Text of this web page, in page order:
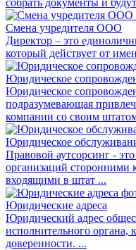
Смена учредителя ООО
Директор – это
который действует от
Юридическое
Юридическое
подразумевающая
компании со своим
Юридическое
Правовой аутсорсинг -
организаций сторонними
входящими в штат ...
Юридические адреса
Юридический адрес
исполнительного органа,
доверенности. ...